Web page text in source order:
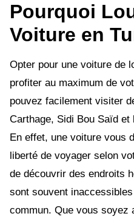
Pourquoi
Voiture en
Opter pour une voiture de
profiter au maximum de
pouvez facilement visiter
Carthage, Sidi Bou Saïd et
En effet, une voiture vous
liberté de voyager selon
de découvrir des endroits
sont souvent
commun. Que vous soyez